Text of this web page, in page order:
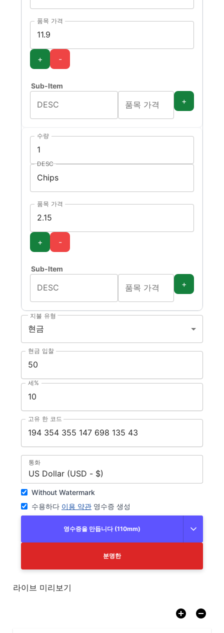
품목 가격
+ -
Sub-Item
DESC 품목 가격 +
수량
DESC
품목 가격
+ -
Sub-Item
DESC 품목 가격 +
지불 유형
현금
현금 입찰
세%
고유 한 코드
통화
US Dollar (USD - $)
Without Watermark
수용하다 이용 약관 영수증 생성
영수증을 만듭니다 (110mm)
분명한
라이브 미리보기